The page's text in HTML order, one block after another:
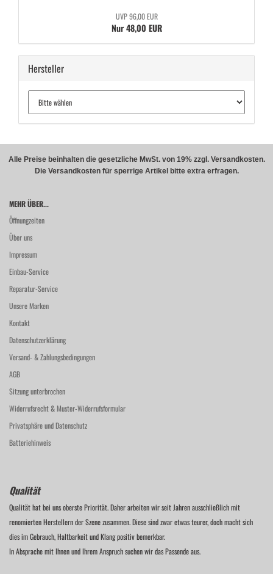
UVP 96,00 EUR
Nur 48,00 EUR
Hersteller
Alle Preise beinhalten die gesetzliche MwSt. von 19% zzgl. Versandkosten.
Die Versandkosten für sperrige Artikel bitte extra erfragen.
MEHR ÜBER...
Öffnungzeiten
Über uns
Impressum
Einbau-Service
Reparatur-Service
Unsere Marken
Kontakt
Datenschutzerklärung
Versand- & Zahlungsbedingungen
AGB
Sitzung unterbrochen
Widerrufsrecht & Muster-Widerrufsformular
Privatsphäre und Datenschutz
Batteriehinweis
Qualität
Qualität hat bei uns oberste Priorität. Daher arbeiten wir seit Jahren ausschließlich mit
renomierten Herstellern der Szene zusammen. Diese sind zwar etwas teurer, doch macht sich
dies im Gebrauch, Haltbarkeit und Klang positiv bemerkbar.
In Absprache mit Ihnen und Ihrem Anspruch suchen wir das Passende aus.